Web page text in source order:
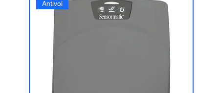
Antivol